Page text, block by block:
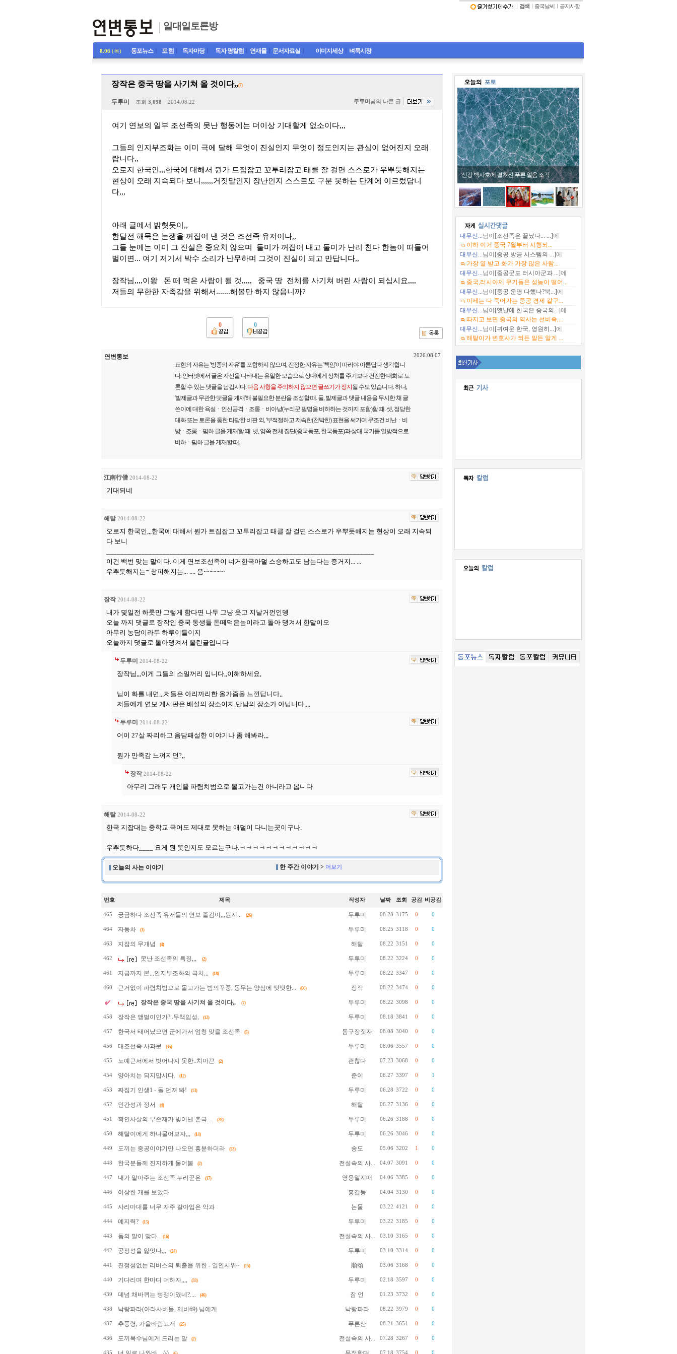
일대일토론방
검색 중국날씨 공지사항
8.06 (목) 동포뉴스ㅣ 포 럼 독자마당ㅣ 독자 명칼럼 연재물ㅣ 문서자료실 이미지세상ㅣ 벼룩시장
장작은 중국 땅을 사기쳐 올 것이다,,(7)
두루미 조회 3,098 2014.08.22 두루미 님의 다른 글
여기 연보의 일부 조선족의 못난 행동에는 더이상 기대할게 없소이다,,,
그들의 인지부조화는 이미 극에 달해 무엇이 진실인지 무엇이 정도인지는 관심이 없어진지 오래
랍니다,,
오로지 한국인,,,한국에 대해서 뭔가 트집잡고 꼬투리잡고 태클 잘 걸면 스스로가 우뿌듯해지는
현상이 오래 지속되다 보니,,,,,,거짓말인지 장난인지 스스로도 구분 못하는 단계에 이르렀답니
다,,,
아래 글에서 밝혓듯이,,
한달전 해묵은 논쟁을 꺼집어 낸 것은 조선족 유저이나,,
그들 눈에는 이미 그 진실은 중요치 않으며 둘미가 꺼집어 내고 둘미가 난리 친다 한놈이 떠들어
벌이면... 여기 저기서 박수 소리가 난무하며 그것이 진실이 되고 만답니다,,
장작님,,,,이왕 돈 떼 먹은 사람이 될 것,,,,, 중국 땅 전체를 사기쳐 버린 사람이 되십시요,,,,
저들의 무한한 자족감을 위해서.......해볼만 하지 않읍니까?
0 0
연변통보
표현의 자유는 '방종의 자유'를 포함하지 않으며, 진정한 자유는 '책임'이 따라야 아름답다 생각합니
다. 인터넷에서 글은 자신을 나타내는 유일한 모습으로 상대에게 상처를 주기보다 건전한 대화로 토
론할 수 있는 댓글을 남깁시다. 다음 사항을 주의하지 않으면 글쓰기가 정지 될 수도 있습니다. 하나,
'발제글과 무관한 댓글을 게재'해 불필요한 분란을 조성할 때. 둘, 발제글과 댓글 내용을 무시한 채 글
쓴이에 대한 욕설ㆍ인신공격ㆍ조롱ㆍ비아냥(누리꾼 필명을 비하하는 것까지 포함)할 때. 셋, 정당한
대화 또는 토론을 통한 타당한 비판 외, '부적절하고 저속한(천박한) 표현을 써가며 무조건 비난ㆍ비
방ㆍ조롱ㆍ폄하 글을 게재'할 때. 넷, 양쪽 전체 집단(중국동포, 한국동포)과 상대 국가를 일방적으로
비하ㆍ폄하 글을 게재할 때.
2026.08.07
江南行僧 2014-08-22
기대되네
해탈 2014-08-22
오로지 한국인,,,한국에 대해서 뭔가 트집잡고 꼬투리잡고 태클 잘 걸면 스스로가 우뿌듯해지는 현상이 오래 지속되
다 보니
이건 백번 맞는 말이다. 이게 연보조선족이 너거한국아덜 스승하고도 남는다는 증거지... ...
우뿌듯해지는= 창피해지는... .... 음~~~~~~
장작 2014-08-22
내가 몇일전 하룻만 그렇게 함다면 나두 그냥 웃고 지날거껀인뎅
오늘 까지 댓글로 장작인 중국 동생들 돈떼먹은놈이라고 돌아 댕겨서 한말이오
아무리 농담이라두 하루이틀이지
오늘까지 댓글로 돌아댕겨서 올린글입니다
두루미 2014-08-22
장작님,,,이게 그들의 소일꺼리 입니다,,이해하세요,
님이 화를 내면,,,저들은 아리까리한 올가즘을 느낀답니다,,
저들에게 연보 게시판은 배설의 장소이지,만남의 장소가 아닙니다,,,,
두루미 2014-08-22
어이 27살 짜리하고 음담패설한 이야기나 좀 해봐라,,,
뭔가 만족감 느껴지던?,,
장작 2014-08-22
아무리 그래두 개인을 파렴치범으로 몰고가는건 아니라고 봅니다
해탈 2014-08-22
한국 지잡대는 중학교 국어도 제대로 못하는 애덜이 다니는곳이구나.
우뿌듯하다____ 요게 뭔 뜻인지도 모르는구나.ㅋㅋㅋㅋㅋㅋㅋㅋㅋㅋㅋㅋ
오늘의 사는 이야기 한 주간 이야기 > 더보기
번호 제목 작성자 날짜 조회 공감 비공감
465 궁금하다 조선족 유저들의 연보 즐김이,,,뭔지... (26) 두루미 08.28 3175 0 0
464 자동차 (3) 두루미 08.25 3118 0 0
463 지잡의 무개념 (4) 해탈 08.22 3151 0 0
462 못난 조선족의 특징,,, (2) 두루미 08.22 3224 0 0
461 지금까지 본,,,인지부조화의 극치,,, (18) 두루미 08.22 3347 0 0
460 근거없이 파렴치범으로 몰고가는 범의꾸중, 동무는 양심에 떳떳한... (66) 장작 08.22 3474 0 0
장작은 중국 땅을 사기쳐 올 것이다,, (7) 두루미 08.22 3098 0 0
458 장작은 앵벌이인가?..무책임성, (12) 두루미 08.18 3841 0 0
457 한국서 태어났으면 군에가서 엄청 맞을 조선족 (5) 돔구장짓자 08.08 3040 0 0
456 대조선족 사과문 (35) 두루미 08.06 3557 0 0
455 노예근서에서 벗어나지 못한..치마끈 (2) 괜찮다 07.23 3068 0 0
454 양아치는 되지맙시다. (12) 준이 06.27 3397 0 1
453 짜집기 인생1 - 돌 던져 봐! (13) 두루미 06.28 3722 0 0
452 인간성과 정서 (4) 해탈 06.27 3136 0 0
451 확인사살의 부존재가 빚어낸 촌극.... (28) 두루미 06.26 3188 0 0
450 해탈이에게 하나물어보자,,, (14) 두루미 06.26 3046 0 0
449 도끼는 중공이야기만 나오면 흥분하더라 (53) 송도 05.06 3202 1 0
448 한국분들께 진지하게 물어봄 (2) 전설속의 사... 04.07 3091 0 0
447 내가 알아주는 조선족 누리꾼은 (17) 영웅일지매 04.06 3385 0 0
446 이상한 개를 보았다 홍길동 04.04 3130 0 0
445 사리마대를 너무 자주 갈아입은 악과 논물 03.22 4121 0 0
444 예지력? (15) 두루미 03.22 3185 0 0
443 돔의 말이 맞다. (16) 전설속의 사... 03.10 3165 0 0
442 공정성을 잃엇다,,, (24) 두루미 03.10 3314 0 0
441 진정성없는 리버스의 퇴출을 위한 - 일인시위~ (15) 順頌 03.06 3168 0 0
440 기다리며 한마디 더하자,,,, (33) 두루미 02.18 3597 0 0
439 데넘 채바퀴는 뻥쟁이였네?.... (46) 잠 언 01.23 3732 0 0
438 낙랑파라(아라사버들, 제비69) 님에게 낙랑파라 08.22 3979 0 0
437 추풍령, 가을바람고개 (25) 푸른산 08.21 3651 0 0
436 도끼목수님에게 드리는 말 (2) 전설속의 사... 07.28 3267 0 0
435 07.18 3754 0 0
어린이들 호랑이 모자 쓰고 '활짝'
대무신...님이 [조선족은 끝났다... ...]에
이하 이거 중국 7월부터 시행되...
대무신...님이 [중공 방공 시스템의 ...]에
가장 열 받고 화가 가장 많은 사람...
대무신...님이 [중공군도 러시아군과 ...]에
중국,러시아제 무기들은 성능이 떨어...
대무신...님이 [중공 운명 다했나?북...]에
이제는 다 죽어가는 중공 경제 같구...
대무신...님이 [옛날에 한국은 중국의...]에
따지고 보면 중국의 역사는 선비족,...
대무신...님이 [귀여운 한국, 영원히...]에
해탈이가 변호사가 되든 말든 알게 ...